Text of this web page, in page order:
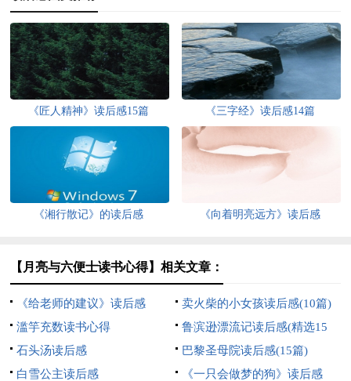
《匠人精神》读后感15篇 《三字经》读后感14篇
《湘行散记》的读后感 《向着明亮远方》读后感
【月亮与六便士读书心得】相关文章：
《给老师的建议》读后感
卖火柴的小女孩读后感(10篇)
滥竽充数读书心得
鲁滨逊漂流记读后感(精选15
篇)
石头汤读后感
巴黎圣母院读后感(15篇)
白雪公主读后感
《一只会做梦的狗》读后感